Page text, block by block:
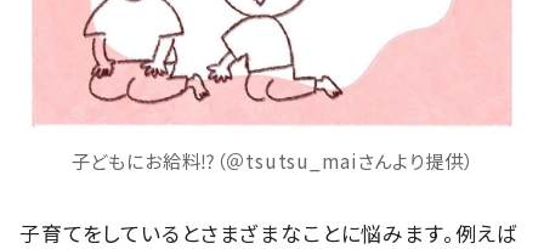
子どもにお給料⁉（＠tsutsu_maiさんより提供）
子育てをしているとさまざまなことに悩みます。例えば